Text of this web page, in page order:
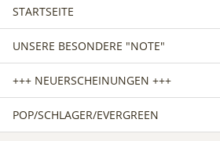
STARTSEITE
UNSERE BESONDERE "NOTE"
+++ NEUERSCHEINUNGEN +++
POP/SCHLAGER/EVERGREEN